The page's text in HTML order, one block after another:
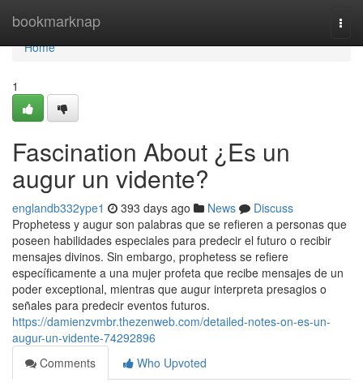
bookmarknap
Home
Home
1
Fascination About ¿Es un
augur un vidente?
englandb332ype1 393 days ago News
Discuss
Prophetess y augur son palabras que se refieren a personas que
poseen habilidades especiales para predecir el futuro o recibir
mensajes divinos. Sin embargo, prophetess se refiere
específicamente a una mujer profeta que recibe mensajes de un
poder exceptional, mientras que augur interpreta presagios o
señales para predecir eventos futuros.
https://damienzvmbr.thezenweb.com/detailed-notes-on-es-un-
augur-un-vidente-74292896
Comments
Who Upvoted